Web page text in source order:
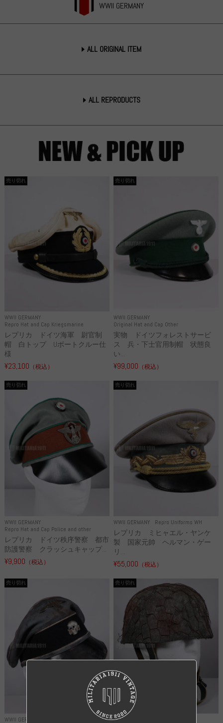
WWII GERMANY
ALL ORIGINAL ITEM
ALL REPRODUCTS
WWII GERMANY
Repro Hat and Cap Kriegsmarine
売り切れ
レプリカ ドイツ海軍 尉官制
帽 白トップ Uボートクルー仕
様
¥23,100 （税込）
WWII GERMANY
Original Hat and Cap Other
売り切れ
実物 ドイツフォレストサービ
ス 兵・下士官用制帽 状態良
い...
¥99,000 （税込）
WWII GERMANY
Repro Hat and Cap Police and other
売り切れ
レプリカ ドイツ秩序警察 都市
防護警察 クラッシュキャップ...
¥9,900 （税込）
WWII GERMANY Repro Uniforms WH
売り切れ
レプリカ ミヒャエル・ヤンケ
製 国家元帥 ヘルマン・ゲー
リ...
¥55,000 （税込）
WWII GERMANY
売り切れ
WWII GERMANY
売り切れ